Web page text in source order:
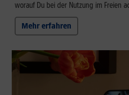
worauf Du bei der Nutzung im Freien
Mehr erfahren